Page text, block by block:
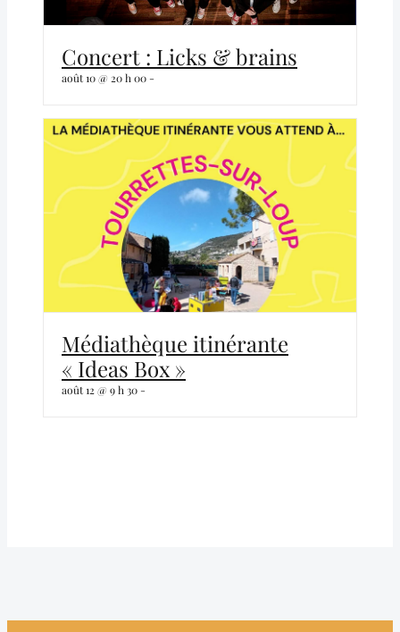
Concert : Licks & brains
août 10 @ 20 h 00 -
Médiathèque itinérante
« Ideas Box »
août 12 @ 9 h 30 -